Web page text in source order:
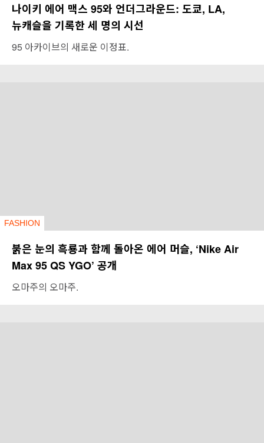
나이키 에어 맥스 95와 언더그라운드: 도쿄, LA,
뉴캐슬을 기록한 세 명의 시선
95 아카이브의 새로운 이정표.
FASHION
붉은 눈의 흑룡과 함께 돌아온 에어 머슬, ‘Nike Air
Max 95 QS YGO’ 공개
오마주의 오마주.